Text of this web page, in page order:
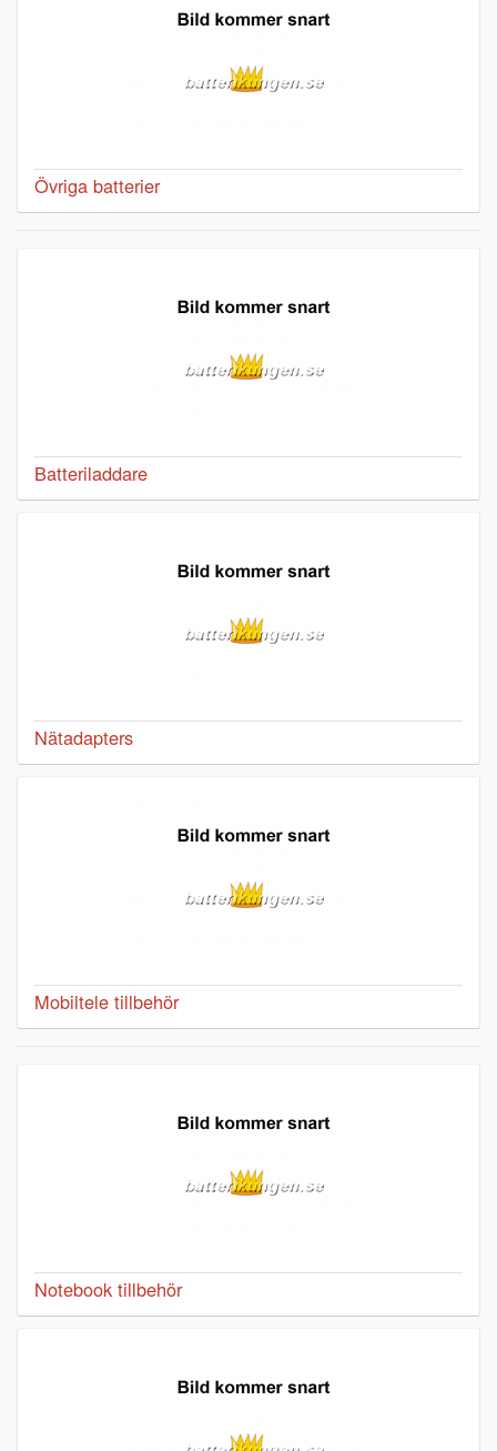
Övriga batterier
Batteriladdare
Nätadapters
Mobiltele tillbehör
Notebook tillbehör